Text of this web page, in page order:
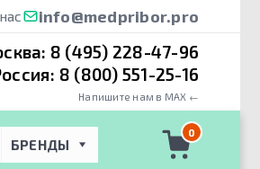
info@medpribor.pro
8 (495) 228-47-96
8 (800) 551-25-16
Напишите нам в MAX ←
БРЕНДЫ
0
Lowenstein medical
(2)